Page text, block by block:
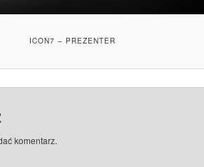
ICON7 – PREZENTER
komentarz.